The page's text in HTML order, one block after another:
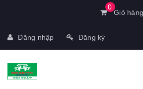
0
Giỏ hàng
Đăng nhập Đăng ký